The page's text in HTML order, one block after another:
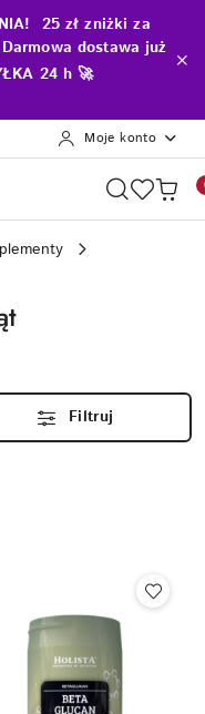
25 zł zniżki za
Darmowa dostawa już
24 h 🚀
Moje konto
Filtruj